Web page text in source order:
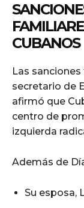
CUBANOS
Las
secretario de
afirmó que
centro de
izquierda
Además de
Su esposa,